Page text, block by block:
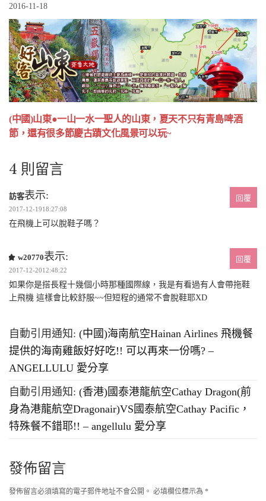
2016-11-18
(中國)山東●一山一水一聖人的山東，夏天不只有青島啤酒
節，還有很多節慶古蹟文化風景可以玩~
4 則留言
訪客表示:
2017-12-1918:27:08
在飛機上可以脫鞋子嗎？
回覆
w20770表示:
2017-12-2012:48:22
如果你是搭長程十幾個小時那種國際線，我是有看過有人會帶拖鞋
上飛機 這樣會比較舒服~~但短程的通常不會脫鞋耶XD
回覆
自動引用通知: (中國)海南航空Hainan Airlines 飛機餐
提供的海南雞飯好好吃!! 可以再來一份嗎? –
ANGELLULU 愛分享
自動引用通知: (香港)國泰港龍航空Cathay Dragon(前
身為港龍航空Dragonair)VS國泰航空Cathay Pacific，
特殊餐不錯耶!! – angellulu 愛分享
發佈留言
發佈留言必須填寫的電子郵件地址不會公開。 必填欄位標示為 *